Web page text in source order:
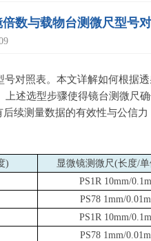
数与载物台测微尺型号
号对照表。本文详解如何根据
述选型步骤使得镜台测微尺确
续测量数据的有效性与公信
) 显微镜测微尺(长度/
PS1R 10mm/
PS78 1mm/
PS1R 10mm/
PS78 1mm/